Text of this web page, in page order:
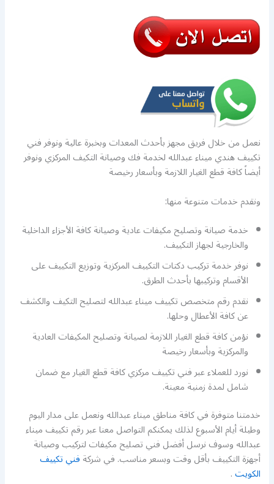
نعمل من خلال فريق مجهز بأحدث المعدات وبخبرة عالية ونوفر فني
تكييف هندي ميناء عبدالله لخدمة فك وصيانة التكيف المركزي ونوفر
أيضاً كافة قطع الغيار اللازمة وبأسعار رخيصة
ونقدم خدمات متنوعة منها:
خدمة صيانة وتصليح مكيفات عادية وصيانة كافة الأجزاء الداخلية
والخارجية لجهاز التكييف.
نوفر خدمة تركيب دكتات التكييف المركزية وتوزيع التكييف على
الأقسام وتركيبها بأحدث الطرق.
نقدم رقم متخصص تكييف ميناء عبدالله لتصليح التكيف والكشف
عن كافة الأعطال وحلها.
نؤمن كافة قطع الغيار اللازمة لصيانة وتصليح المكيفات العادية
والمركزية وبأسعار رخيصة
نورد للعملاء عبر فني تكييف مركزي كافة قطع الغيار مع ضمان
شامل لمدة زمنية معينة.
خدمتنا متوفرة في كافة مناطق ميناء عبدالله ونعمل على مدار اليوم
وطيلة أيام الأسبوع لذلك يمكنكم التواصل معنا عبر رقم تكييف ميناء
عبدالله وسوف نرسل أفضل فني تصليح مكيفات لتركيب وصيانة
أجهزة التكييف بأقل وقت وبسعر مناسب. في شركةفني تكييف
الكويت.